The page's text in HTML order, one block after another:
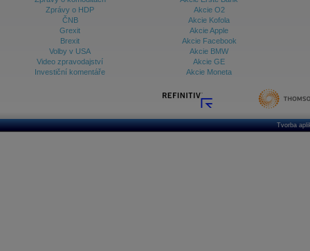
Zprávy o HDP
ČNB
Grexit
Brexit
Volby v USA
Video zpravodajství
Investiční komentáře
Akcie O2
Akcie Kofola
Akcie Apple
Akcie Facebook
Akcie BMW
Akcie GE
Akcie Moneta
Tvorba